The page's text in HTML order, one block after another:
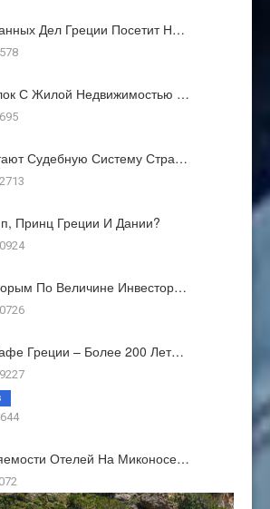
Дел Греции Посетит Н…
С Жилой Недвижимостью …
Судебную Систему Стра…
Принц Греции И Дании?
По Величине Инвестор…
Греции – Более 200 Лет…
Отелей На Миконосе…